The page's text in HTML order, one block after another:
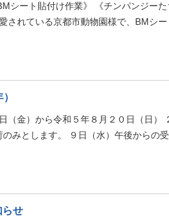
シート貼付け作業》 《チンパンジー
されている京都市動物園様で、BMシ
（金）から令和５年８月２０日（日）
みとします。 ９日（水）午後からの
らせ